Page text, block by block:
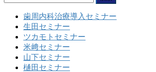
歯周内科治療導入セミナー
生田セミナー
ツカモトセミナー
米﨑セミナー
山下セミナー
樋田セミナー